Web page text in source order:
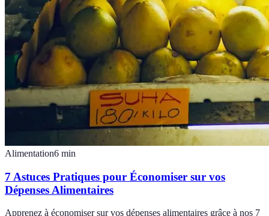
Alimentation6 min
7 Astuces Pratiques pour Économiser sur vos
Dépenses Alimentaires
Apprenez à économiser sur vos dépenses alimentaires grâce à nos 7